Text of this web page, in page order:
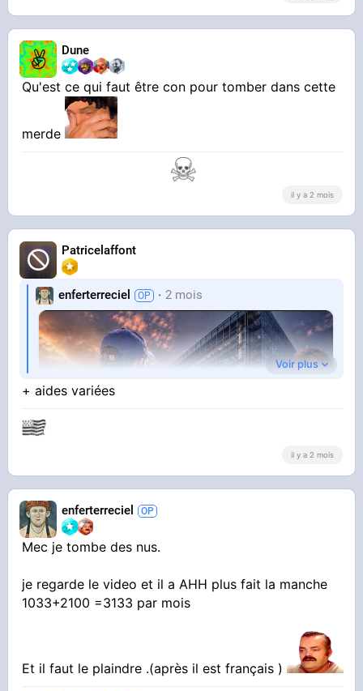
Dune
Qu'est ce qui faut être con pour tomber dans cette
merde
il y a 2 mois
Patricelaffont
enferterreciel 2 mois
YOUTUBE
ÇA DEALE EN FACE DU MINISTÈRE DE LA
JUSTICE 🤯 (c'est la folie)
Vincent Lapierre
reportage à deux pas du ministère de la justice
de vincent lapierre
Le cracked de merde qui chie son crack et le
fume 70 euro par jour en faisant la manche
Voir plus
+ aides variées
il y a 2 mois
enferterreciel
Mec je tombe des nus.
je regarde le video et il a AHH plus fait la manche
1033+2100 =3133 par mois
Et il faut le plaindre .(après il est français )